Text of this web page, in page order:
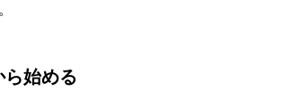
ら始める